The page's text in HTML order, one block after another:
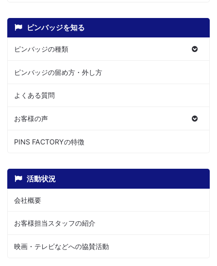
ピンバッジを知る
ピンバッジの種類
ピンバッジの留め方・外し方
よくある質問
お客様の声
PINS FACTORYの特徴
活動状況
会社概要
お客様担当スタッフの紹介
映画・テレビなどへの協賛活動